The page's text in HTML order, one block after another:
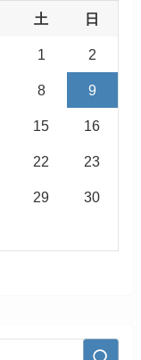
土 日
1 2
8 9
15 16
22 23
29 30